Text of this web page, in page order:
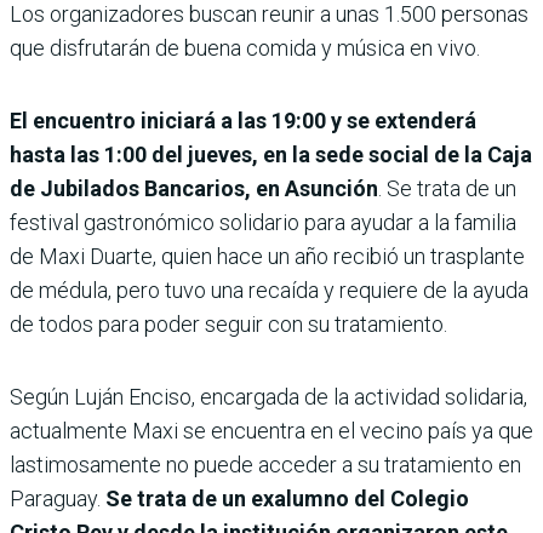
Los organizadores buscan reunir a unas 1.500 personas
que disfrutarán de buena comida y música en vivo.
El encuentro iniciará a las 19:00 y se extenderá
hasta las 1:00 del jueves, en la sede social de la Caja
de Jubilados Bancarios, en Asunción. Se trata de un
festival gastronómico solidario para ayudar a la familia
de Maxi Duarte, quien hace un año recibió un trasplante
de médula, pero tuvo una recaída y requiere de la ayuda
de todos para poder seguir con su tratamiento.
Según Luján Enciso, encargada de la actividad solidaria,
actualmente Maxi se encuentra en el vecino país ya que
lastimosamente no puede acceder a su tratamiento en
Paraguay. Se trata de un exalumno del Colegio